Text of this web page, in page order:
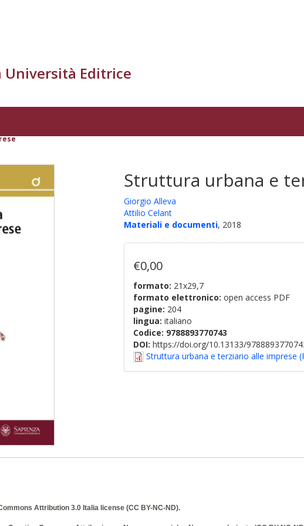
Università Editrice
Struttura urbana e
Giorgio Alleva
Attilio Celant
Materiali e documenti, 2018
€0,00
formato: 21x29,7
formato elettronico: open access PDF
pagine: 204
lingua: italiano
Codice: 9788893770743
DOI: https://doi.org/10.13133/
Struttura urbana e terziario alle imprese
Attribution 3.0 Italia license (CC BY-NC-ND).